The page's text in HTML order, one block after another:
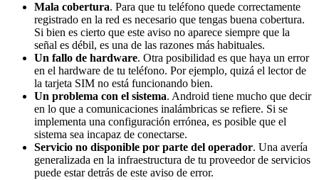
Mala cobertura. Para que tu teléfono quede correctamente
registrado en la red es necesario que tengas buena cobertura.
Si bien es cierto que este aviso no aparece siempre que la
señal es débil, es una de las razones más habituales.
Un fallo de hardware. Otra posibilidad es que haya un error
en el hardware de tu teléfono. Por ejemplo, quizá el lector de
la tarjeta SIM no está funcionando bien.
Un problema con el sistema. Android tiene mucho que decir
en lo que a comunicaciones inalámbricas se refiere. Si se
implementa una configuración errónea, es posible que el
sistema sea incapaz de conectarse.
Servicio no disponible por parte del operador. Una avería
generalizada en la infraestructura de tu proveedor de servicios
puede estar detrás de este aviso de error.